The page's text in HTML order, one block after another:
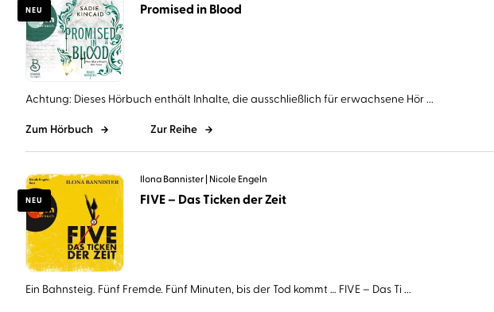
NEU Promised in Blood
Achtung: Dieses Hörbuch enthält Inhalte, die ausschließlich für erwachsene Hör ...
Zum Hörbuch Zur Reihe
NEU
Ilona Bannister Nicole Engeln
FIVE – Das Ticken der Zeit
Ein Bahnsteig. Fünf Fremde. Fünf Minuten, bis der Tod kommt … FIVE – Das Ti ...